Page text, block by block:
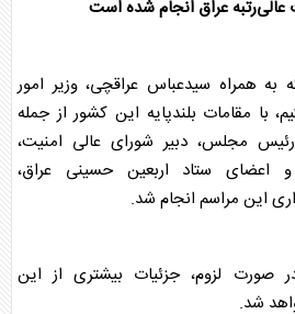
عالی‌رتبه عراق انجام شده است
همراه سیدعباس عراقچی، وزیر امور
با مقامات بلندپایه این کشور از جمله
مجلس، دبیر شورای عالی امنیت،
اعضای ستاد اربعین حسینی عراق،
این مراسم انجام شد.
صورت لزوم، جزئیات بیشتری از این
شد.